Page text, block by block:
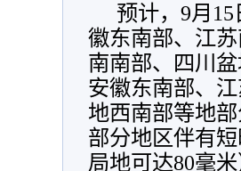
预计，9月
徽东南部、江
南南部、四川
安徽东南部、
地西南部等地
部分地区伴有
局地可达80毫